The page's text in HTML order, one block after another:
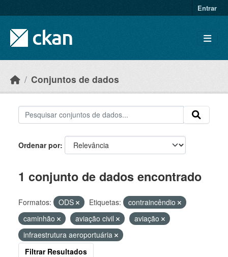
Entrar
Conjuntos de dados
Ordenar por
1 conjunto de dados encontrado
Formatos: ODS Etiquetas:
contraincêndio
caminhão
aviação civil
aviação
infraestrutura aeroportuária
Filtrar Resultados